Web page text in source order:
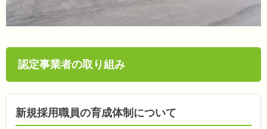
認定事業者の取り組み
新規採用職員の育成体制について